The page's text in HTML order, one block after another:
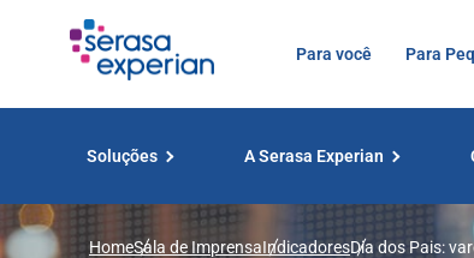
Para você Para
Soluções A Serasa Experian
HomeSala de ImprensaIndicadoresDia dos Pais: